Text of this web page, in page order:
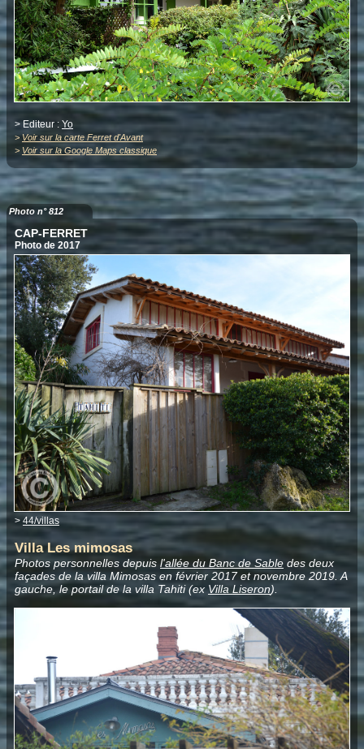
> Editeur : Yo
>Voir sur la carte Ferret d'Avant
> Voir sur la Google Maps classique
Photo n° 812
CAP-FERRET
Photo de 2017
> 44/villas
Villa Les mimosas
Photos personnelles depuis l'allée du Banc de Sable des deux
façades de la villa Mimosas en février 2017 et novembre 2019. A
gauche, le portail de la villa Tahiti (exVilla Liseron).